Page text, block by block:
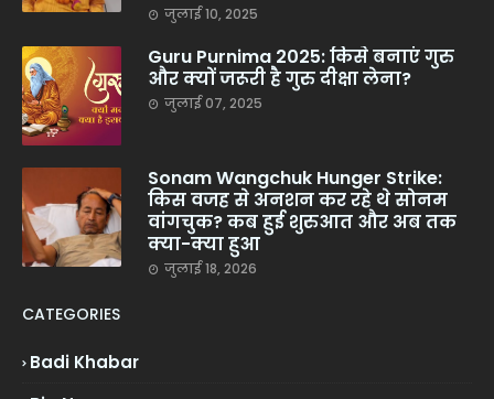
जुलाई 10, 2025
Guru Purnima 2025: किसे बनाएं गुरु
और क्यों जरूरी है गुरु दीक्षा लेना?
जुलाई 07, 2025
Sonam Wangchuk Hunger Strike:
किस वजह से अनशन कर रहे थे सोनम
वांगचुक? कब हुई शुरुआत और अब तक
क्या-क्या हुआ
जुलाई 18, 2026
CATEGORIES
Badi Khabar